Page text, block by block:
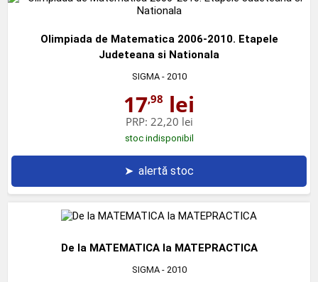
Olimpiada de Matematica 2006-2010. Etapele
Judeteana si Nationala
SIGMA- 2010
17,98 lei
PRP: 22,20 lei
stoc indisponibil
➤ alertă stoc
De la MATEMATICA la MATEPRACTICA
SIGMA- 2010